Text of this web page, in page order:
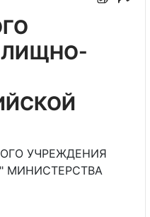
УЧРЕЖДЕНИЯ
МИНИСТЕРСТВА